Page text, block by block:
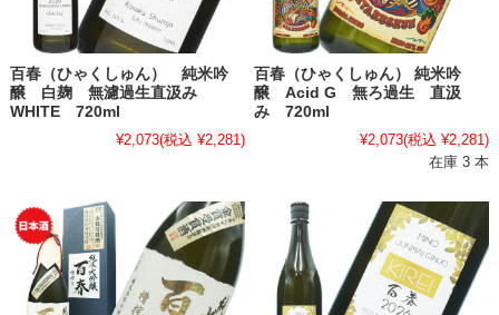
百春（ひゃくしゅん） 純米吟
醸 白麹 無濾過生直汲み
WHITE 720ml
¥2,073(税込 ¥2,281)
百春（ひゃくしゅん） 純米吟
醸 Acid G 無ろ過生 直汲
み 720ml
¥2,073(税込 ¥2,281)
在庫 3 本